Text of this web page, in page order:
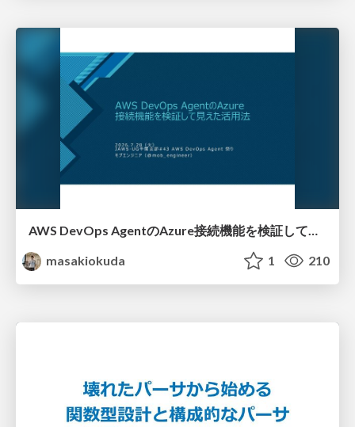
AWS DevOps AgentのAzure接続機能を検証して見えた活用法／Use Cases Verified for the AWS DevOps Agent's Azure Connectivity Feature
masakiokuda
1 210